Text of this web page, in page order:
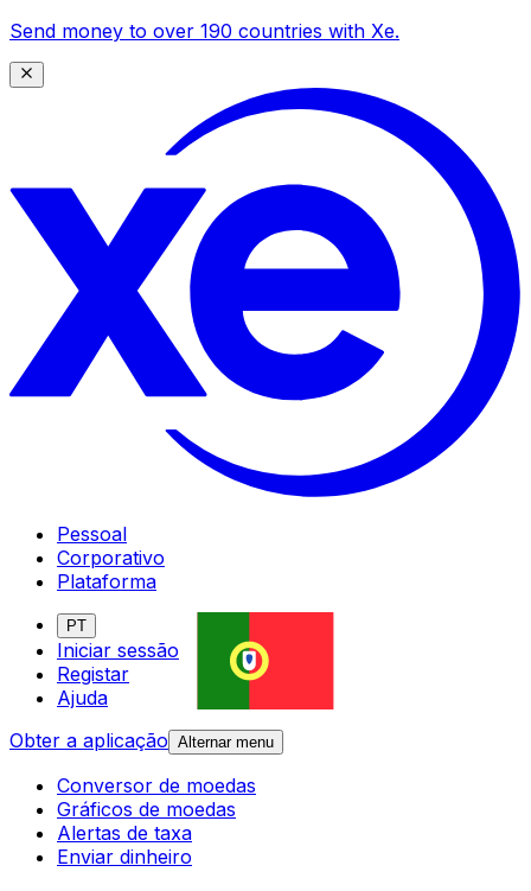
Send money to over 190 countries with Xe.
Pessoal
Corporativo
Plataforma
PT
Iniciar sessão
Registar
Ajuda
Obter a aplicação Alternar menu
Conversor de moedas
Gráficos de moedas
Alertas de taxa
Enviar dinheiro